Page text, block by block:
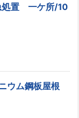
処置 一ケ所/10
ウム鋼板屋根